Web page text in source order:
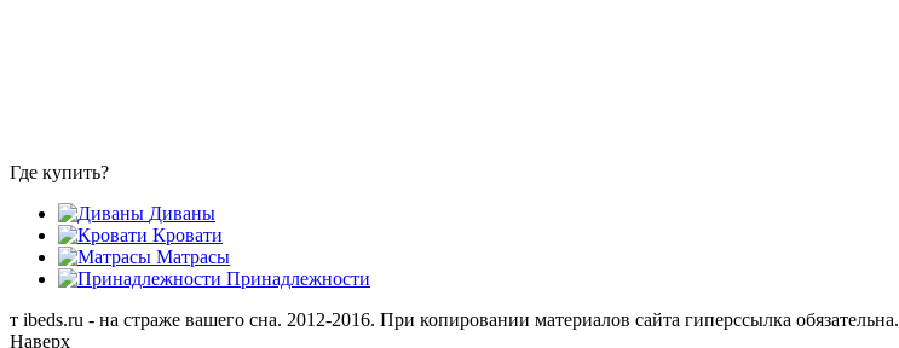
Где купить?
Диваны
Кровати
Матрасы
Принадлежности
т ibeds.ru - на страже вашего сна. 2012-2016. При копировании материалов сайта гиперссылка обязательна.
Наверх